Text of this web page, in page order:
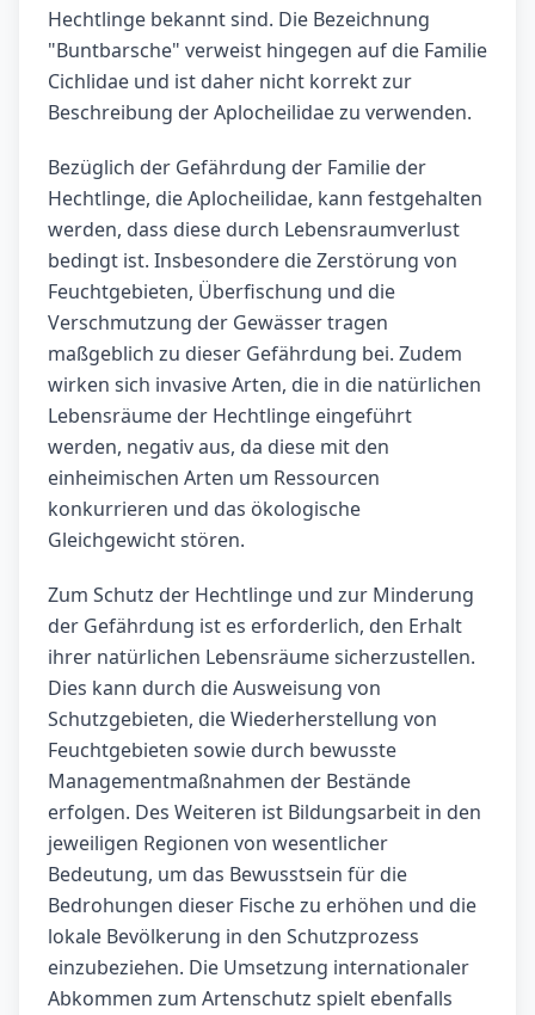
Hechtlinge bekannt sind. Die Bezeichnung
"Buntbarsche" verweist hingegen auf die Familie
Cichlidae und ist daher nicht korrekt zur
Beschreibung der Aplocheilidae zu verwenden.
Bezüglich der Gefährdung der Familie der
Hechtlinge, die Aplocheilidae, kann festgehalten
werden, dass diese durch Lebensraumverlust
bedingt ist. Insbesondere die Zerstörung von
Feuchtgebieten, Überfischung und die
Verschmutzung der Gewässer tragen
maßgeblich zu dieser Gefährdung bei. Zudem
wirken sich invasive Arten, die in die natürlichen
Lebensräume der Hechtlinge eingeführt
werden, negativ aus, da diese mit den
einheimischen Arten um Ressourcen
konkurrieren und das ökologische
Gleichgewicht stören.
Zum Schutz der Hechtlinge und zur Minderung
der Gefährdung ist es erforderlich, den Erhalt
ihrer natürlichen Lebensräume sicherzustellen.
Dies kann durch die Ausweisung von
Schutzgebieten, die Wiederherstellung von
Feuchtgebieten sowie durch bewusste
Managementmaßnahmen der Bestände
erfolgen. Des Weiteren ist Bildungsarbeit in den
jeweiligen Regionen von wesentlicher
Bedeutung, um das Bewusstsein für die
Bedrohungen dieser Fische zu erhöhen und die
lokale Bevölkerung in den Schutzprozess
einzubeziehen. Die Umsetzung internationaler
Abkommen zum Artenschutz spielt ebenfalls